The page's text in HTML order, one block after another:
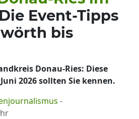
Die Event-Tipps
bis
Donau-Ries: Diese
2026 sollten Sie kennen.
-